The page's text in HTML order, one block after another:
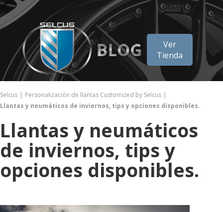
Ver
Tienda
Selcus
Personalización de llantas Customized by Selcus
Llantas y neumáticos de inviernos, tips y opciones disponibles.
Llantas y neumáticos
de inviernos, tips y
opciones disponibles.